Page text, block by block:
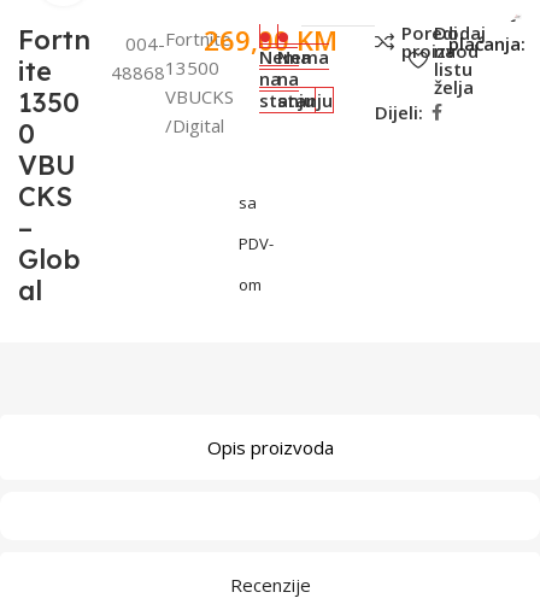
Fortn
ite
1350
0
VBU
CKS
–
Glob
al
004-
48868
Fortnite
13500
VBUCKS
/Digital
269,00KM
sa
PDV-
om
Nema
na
stanju
Nema
na
stanju
Poredi
proizvod
Dodaj
na
listu
želja
Dijeli:
Metode
plaćanja:
Opis proizvoda
Recenzije